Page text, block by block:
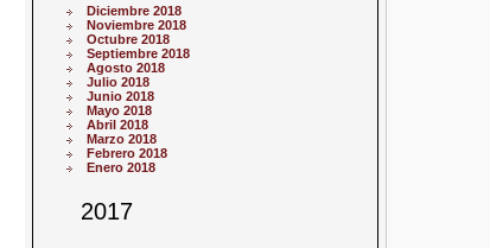
Diciembre 2018
Noviembre 2018
Octubre 2018
Septiembre 2018
Agosto 2018
Julio 2018
Junio 2018
Mayo 2018
Abril 2018
Marzo 2018
Febrero 2018
Enero 2018
2017